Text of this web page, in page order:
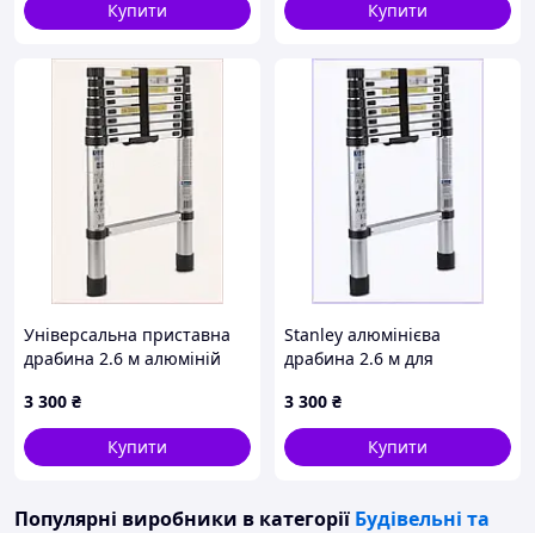
Купити
Купити
Універсальна приставна
драбина 2.6 м алюміній
3 300 ₴
Купити
Stanley алюмінієва
драбина 2.6 м для
9018932XME
3 300 ₴
Купити
Популярні виробники в категорії Будівельні та